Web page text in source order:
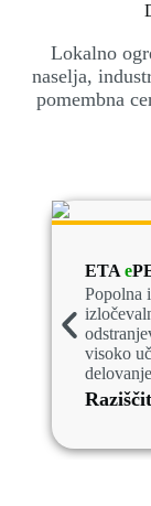
Lokalno
naselja,
pomembna
ETA e
Popolna
visoko